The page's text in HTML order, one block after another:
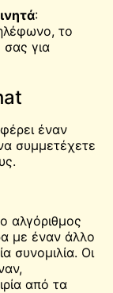
:
το
σας για
έναν
συμμετέχετε
αλγόριθμος
με έναν άλλο
συνομιλία. Οι
από τα